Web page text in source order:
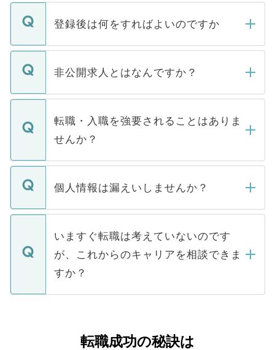
登録後は何をすればよいのですか
ご登録いただきましたら、弊社担当者がご
登録内容を確認し、その後メールもしくは
ます。通常、5営業日以内にはご連絡をせて
いただきますので、しばらくお待ちくださ
非公開求人とはなんですか？
マイナビDOCTORで取り扱っている求人の
うち約3割は、Webサイトからご覧いただ
けない「非公開求人」です。非公開求人は
下記の理由によって、一般には公開してい
ません。
■応募殺到を避けるため 人気のある医療機
関を公にしてしまうと、応募が殺到する場
に、医療機関が求める条件に合った人材の
みを人材紹介会社に依頼するケースが増え
ています。
転職・入職を強要されることはありま
せんか？
転職・入職を強要することは一切ありませ
ん。また、仮に応募先から内定をいただい
定を承諾する必要はありません。内定先へ
の辞退の連絡はキャリアパートナーが行い
個人情報は漏えいしませんか？
個人情報が漏えいすることはありませんの
で、ご安心ください。当サイトからの登録
などで収集したご登録者様の個人情報は、
ご本人のキャリアアップおよび転職活動の
支援を目的に使用いたします。お預かりし
ているすべての個人データはご本人の許可
は、個人情報の取り扱いについての厳密な
いますぐ転職は考えていないのです
が、これからのキャリアを相談できま
すか？
かがいして、現在の医療機関の状況や紹介
転職成功の秘訣は